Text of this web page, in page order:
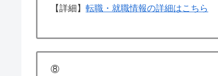
【詳細】 転職・就職情報の詳細はこちら
⑧